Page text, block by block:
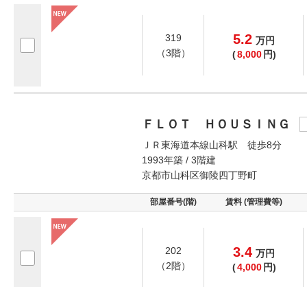
319
（3階）
5.2 万円
(8,000 円)
ＦＬＯＴ ＨＯＵＳＩＮＧ
ＪＲ東海道本線山科駅 徒歩8分
1993年築 / 3階建
京都市山科区御陵四丁野町
部屋番号(階) 賃料 (管理費等)
202
（2階）
3.4 万円
(4,000 円)